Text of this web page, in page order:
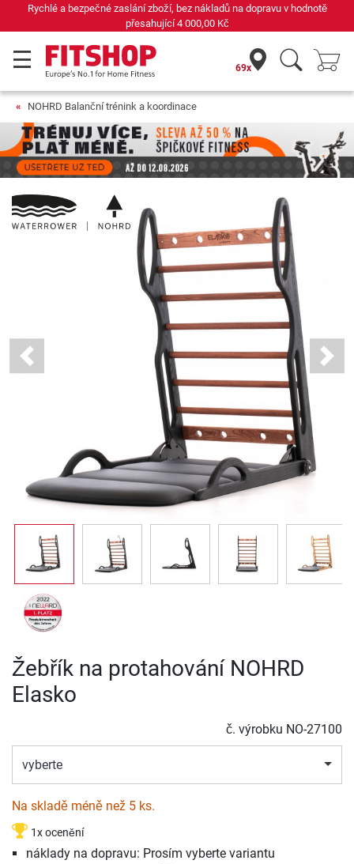
zaslání zboží, bez nákladů na dopravu v hodnotě
Již 42
69x
NOHRD Balanční trénink a koordinace
Previous Next
Žebřík na protahování NOHRD
Elasko
č. výrobku NO-27100
vyberte
Na skladě méně než 5 ks.
1x ocenění
náklady na dopravu: Prosím vyberte variantu